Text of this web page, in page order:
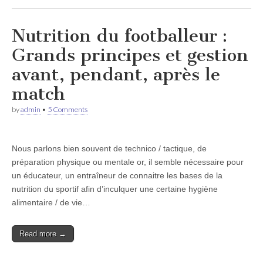
Nutrition du footballeur :
Grands principes et gestion
avant, pendant, après le
match
byadmin • 5 Comments
Nous parlons bien souvent de technico / tactique, de
préparation physique ou mentale or, il semble nécessaire pour
un éducateur, un entraîneur de connaitre les bases de la
nutrition du sportif afin d’inculquer une certaine hygiène
alimentaire / de vie…
Read more →